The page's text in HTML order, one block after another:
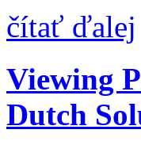
čítať ďalej
Viewing
Dutch